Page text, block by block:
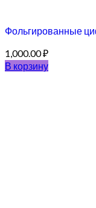
Фольгированные
1,000.00₽
В корзину